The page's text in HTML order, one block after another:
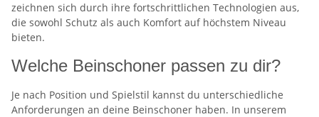
zeichnen sich durch ihre fortschrittlichen Technologien aus,
die sowohl Schutz als auch Komfort auf höchstem Niveau
bieten.
Welche Beinschoner passen zu dir?
Je nach Position und Spielstil kannst du unterschiedliche
Anforderungen an deine Beinschoner haben. In unserem